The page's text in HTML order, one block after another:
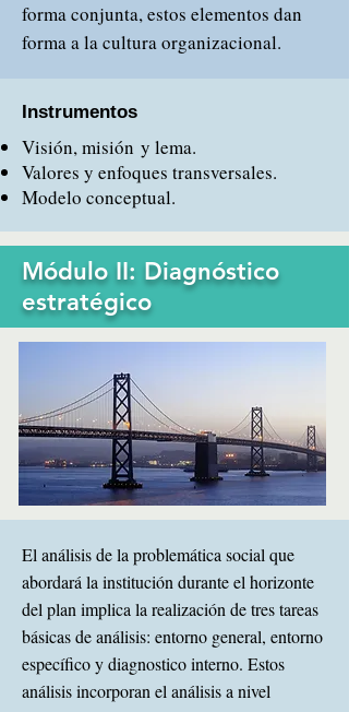
forma conjunta, estos elementos dan
forma a la cultura organizacional.
Instrumentos
Visión, misión y lema.
Valores y enfoques transversales.
Modelo conceptual.
Módulo II: Diagnóstico
estratégico
El análisis de la problemática social que
abordará la institución durante el horizonte
del plan implica la realización de tres tareas
básicas de análisis: entorno general, entorno
específico y diagnostico interno. Estos
análisis incorporan el análisis a nivel